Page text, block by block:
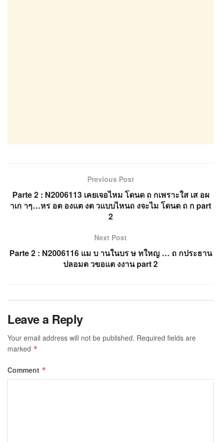
Previous Post
Parte 2 : N2006113 เคยเจอไหม โดนด ถ กเพราะใส เส อผ
าเก าๆ…หร อต องแต งต วแบบไหนถ งจะไม โดนด ถ ก part
2
Next Post
Parte 2 : N2006116 แม บ านในบร ษ ทใหญ … ถ กประธาน
ปลอมต วขอแต งงาน part 2
Leave a Reply
Your email address will not be published. Required fields are
marked *
Comment *